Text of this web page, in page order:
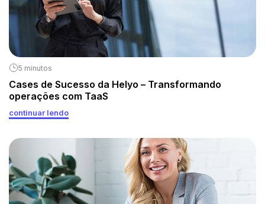
5 minutos
Cases de Sucesso da Helyo – Transformando
operações com TaaS
continuar lendo